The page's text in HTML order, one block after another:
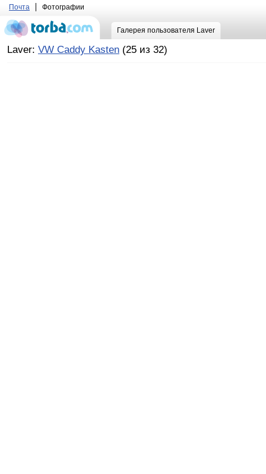
Почта Фотографии
Галерея пользователя Laver
Laver: VW Caddy Kasten (25 из 32)